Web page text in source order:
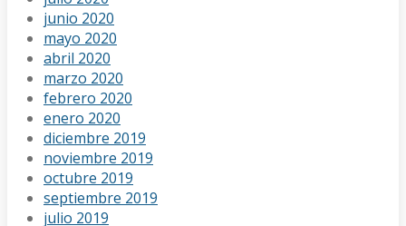
junio 2020
mayo 2020
abril 2020
marzo 2020
febrero 2020
enero 2020
diciembre 2019
noviembre 2019
octubre 2019
septiembre 2019
julio 2019